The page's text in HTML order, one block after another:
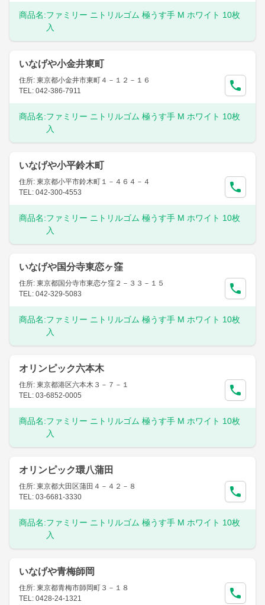
商品名:ファミリー ニトリルゴム 極うす手 M ホワイト 10枚
入
いなげや小金井東町
住所: 東京都小金井市東町４－１２－１６
TEL: 042-386-7911
商品名:ファミリー ニトリルゴム 極うす手 M ホワイト 10枚
入
いなげや小平鈴木町
住所: 東京都小平市鈴木町１－４６４－４
TEL: 042-300-4553
商品名:ファミリー ニトリルゴム 極うす手 M ホワイト 10枚
入
いなげや国分寺東恋ヶ窪
住所: 東京都国分寺市東恋ケ窪２－３３－１５
TEL: 042-329-5083
商品名:ファミリー ニトリルゴム 極うす手 M ホワイト 10枚
入
オリンピック六本木
住所: 東京都港区六本木３－７－１
TEL: 03-6852-0005
商品名:ファミリー ニトリルゴム 極うす手 M ホワイト 10枚
入
オリンピック環八蒲田
住所: 東京都大田区蒲田４－４２－８
TEL: 03-6681-3330
商品名:ファミリー ニトリルゴム 極うす手 M ホワイト 10枚
入
いなげや青梅師岡
住所: 東京都青梅市師岡町３－１８
TEL: 0428-24-1321